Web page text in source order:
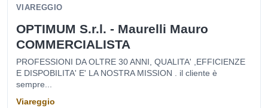
VIAREGGIO
OPTIMUM S.r.l. - Maurelli Mauro
COMMERCIALISTA
PROFESSIONI DA OLTRE 30 ANNI, QUALITA' ,EFFICIENZE
E DISPOBILITA' E' LA NOSTRA MISSION . il cliente è
sempre...
Viareggio